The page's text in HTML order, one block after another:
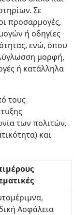
Σε
προσαρμογές,
ή οδηγίες
ενώ, όπου
μορφή,
ή κατάλληλα
τους
των πολιτών,
και
Ασφάλεια